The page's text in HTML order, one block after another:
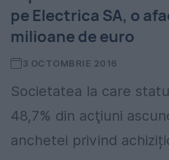
pe Electrica SA, o
milioane de euro
3 OCTOMBRIE 2016
Societatea la care
48,7% din acţiuni
anchetei privind